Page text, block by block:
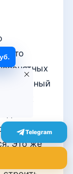
личный
Это же
Telegram